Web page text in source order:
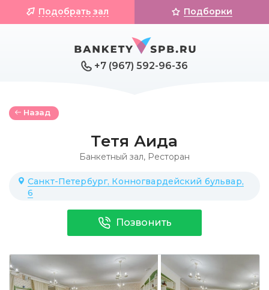
+7 (967) 592-96-36
Подобрать зал Подборки
Назад
Тетя Аида
Банкетный зал, Ресторан
Санкт-Петербург, Конногвардейский бульвар,
6
Позвонить